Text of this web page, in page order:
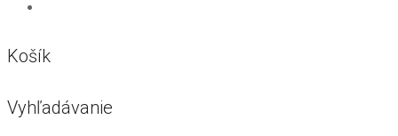
Košík
Vyhľadávanie